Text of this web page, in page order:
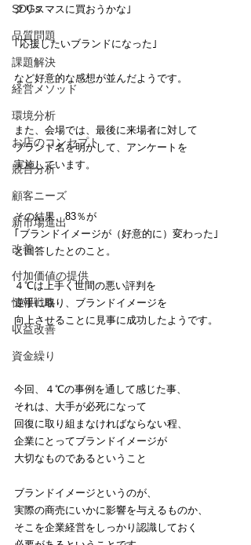
SDGs
品質問題
課題解決
経営メソッド
環境分析
お店のコンセプト
競合分析
顧客ニーズ
新市場進出
改善
付加価値の提供
情報戦略
収益改善
資金繰り
クリスマスに買おうかな｣
｢応援したいブランドになった｣
など好意的な感想が並んだようです。
また、会場では、最後に来場者に対して
ブランド名を明かして、アンケートを
実施しています。
その結果、83％が
｢ブランドイメージが（好意的に）変わった｣
と回答したとのこと。
４℃は上手く世間の悪い評判を
逆手に取り、ブランドイメージを
向上させることに見事に成功したようです。
今回、４℃の事例を通して感じた事、
それは、大手が必死になって
回復に取り組まなければならない程、
企業にとってブランドイメージが
大切なものであるということ
ブランドイメージというのが、
実際の商売にいかに影響を与えるものか、
そこを企業経営をしっかり認識しておく